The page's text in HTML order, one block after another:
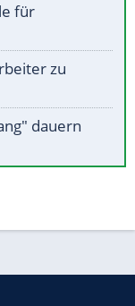
für
zu
dauern